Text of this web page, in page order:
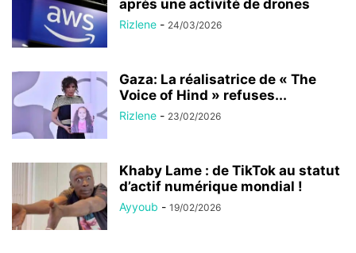
après une activité de drones
Rizlene - 24/03/2026
Gaza: La réalisatrice de « The
Voice of Hind » refuses...
Rizlene - 23/02/2026
Khaby Lame : de TikTok au statut
d’actif numérique mondial !
Ayyoub - 19/02/2026